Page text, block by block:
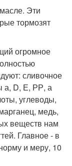
Эти
тормозят
огромное
сливочное
а, D, Е, РР, а
углеводы,
медь,
веществ нам
Главное - в
и меру, 10